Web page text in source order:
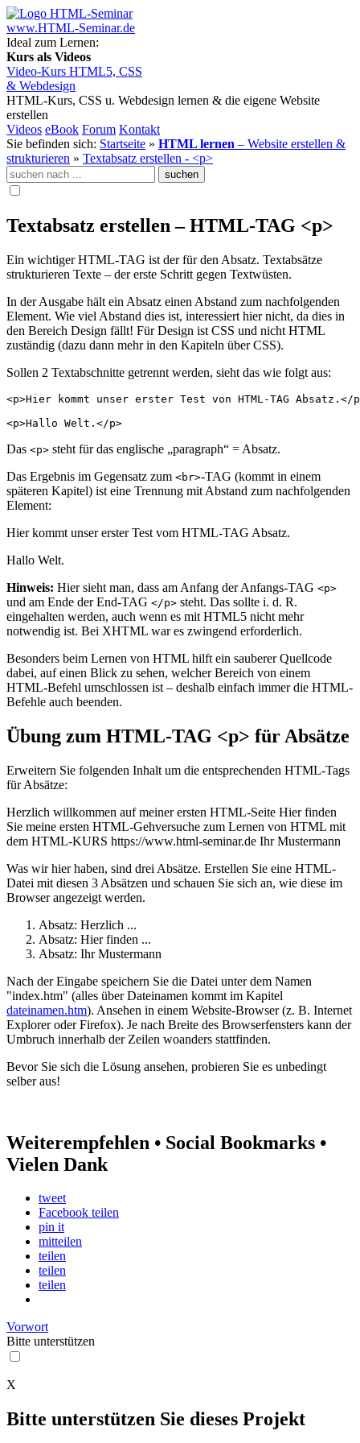
www.HTML-Seminar.de
Ideal zum Lernen:
Kurs als Videos
Video-Kurs HTML5, CSS
& Webdesign
HTML-Kurs, CSS u. Webdesign lernen & die eigene Website
erstellen
Videos eBook Forum Kontakt
Sie befinden sich: Startseite » HTML lernen – Website erstellen &
strukturieren » Textabsatz erstellen - <p>
Textabsatz erstellen – HTML-TAG <p>
Ein wichtiger HTML-TAG ist der für den Absatz. Textabsätze
strukturieren Texte – der erste Schritt gegen Textwüsten.
In der Ausgabe hält ein Absatz einen Abstand zum nachfolgenden
Element. Wie viel Abstand dies ist, interessiert hier nicht, da dies in
den Bereich Design fällt! Für Design ist CSS und nicht HTML
zuständig (dazu dann mehr in den Kapiteln über CSS).
Sollen 2 Textabschnitte getrennt werden, sieht das wie folgt aus:
<p>Hier kommt unser erster Test von HTML-TAG Absatz.</
Das <p> steht für das englische „paragraph“ = Absatz.
Das Ergebnis im Gegensatz zum <br>-TAG (kommt in einem
späteren Kapitel) ist eine Trennung mit Abstand zum nachfolgenden
Element:
Hier kommt unser erster Test vom HTML-TAG Absatz.
Hallo Welt.
Hinweis: Hier sieht man, dass am Anfang der Anfangs-TAG <p>
und am Ende der End-TAG </p> steht. Das sollte i. d. R.
eingehalten werden, auch wenn es mit HTML5 nicht mehr
notwendig ist. Bei XHTML war es zwingend erforderlich.
Besonders beim Lernen von HTML hilft ein sauberer Quellcode
dabei, auf einen Blick zu sehen, welcher Bereich von einem
HTML-Befehl umschlossen ist – deshalb einfach immer die HTML-
Befehle auch beenden.
Übung zum HTML-TAG <p> für Absätze
Erweitern Sie folgenden Inhalt um die entsprechenden HTML-Tags
für Absätze:
Herzlich willkommen auf meiner ersten HTML-Seite Hier finden
Sie meine ersten HTML-Gehversuche zum Lernen von HTML mit
dem HTML-KURS https://www.html-seminar.de Ihr Mustermann
Was wir hier haben, sind drei Absätze. Erstellen Sie eine HTML-
Datei mit diesen 3 Absätzen und schauen Sie sich an, wie diese im
Browser angezeigt werden.
Absatz: Herzlich ...
Absatz: Hier finden ...
Absatz: Ihr Mustermann
Nach der Eingabe speichern Sie die Datei unter dem Namen
"index.htm" (alles über Dateinamen kommt im Kapitel
dateinamen.htm). Ansehen in einem Website-Browser (z. B. Internet
Explorer oder Firefox). Je nach Breite des Browserfensters kann der
Umbruch innerhalb der Zeilen woanders stattfinden.
Bevor Sie sich die Lösung ansehen, probieren Sie es unbedingt
selber aus!
Weiterempfehlen • Social Bookmarks •
Vielen Dank
tweet
Facebook teilen
pin it
mitteilen
teilen
teilen
teilen
Vorwort
Bitte unterstützen
X
Bitte unterstützen Sie dieses Projekt